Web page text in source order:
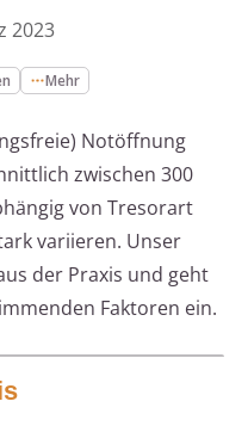
2023
Mehr
Notöffnung
zwischen 300
von Tresorart
variieren. Unser
der Praxis und geht
Faktoren ein.